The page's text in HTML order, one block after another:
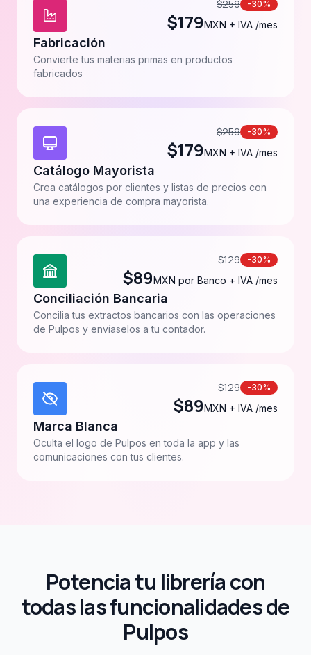
$259 -30%
$179MXN + IVA /mes
Fabricación
Convierte tus materias primas en productos
fabricados
$259 -30%
$179MXN + IVA /mes
Catálogo Mayorista
Crea catálogos por clientes y listas de precios con
una experiencia de compra mayorista.
$129 -30%
$89MXN por Banco + IVA /mes
Conciliación Bancaria
Concilia tus extractos bancarios con las operaciones
de Pulpos y envíaselos a tu contador.
$129 -30%
$89MXN + IVA /mes
Marca Blanca
Oculta el logo de Pulpos en toda la app y las
comunicaciones con tus clientes.
Potencia tu librería con
todas las funcionalidades de
Pulpos